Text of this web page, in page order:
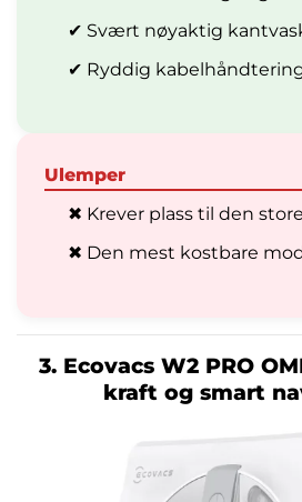
✔ Svært nøyaktig
✔ Ryddig
Ulemper
✖ Krever plass til den
✖ Den mest kostbare
3. Ecovacs W2 PRO
kraft og smart